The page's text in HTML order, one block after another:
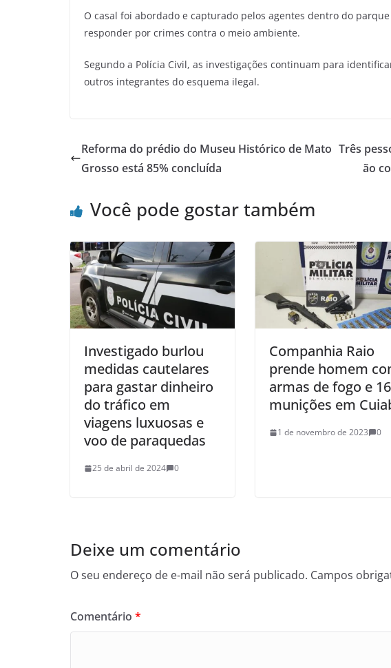
O casal foi abordado e capturado pelos agentes dentro do
responder por crimes contra o meio ambiente.
Segundo a Polícia Civil, as investigações continuam para
outros integrantes do esquema ilegal.
Reforma do prédio do Museu Histórico de Mato
Grosso está 85% concluída
Três
ão
Você pode gostar também
Investigado burlou
medidas cautelares
para gastar dinheiro
do tráfico em
viagens luxuosas e
voo de paraquedas
25 de abril de 2024 0
Companhia Raio
prende homem
armas de fogo e
munições em
1 de novembro de 2023 0
Deixe um comentário
O seu endereço de e-mail não será publicado. Campos
Comentário *